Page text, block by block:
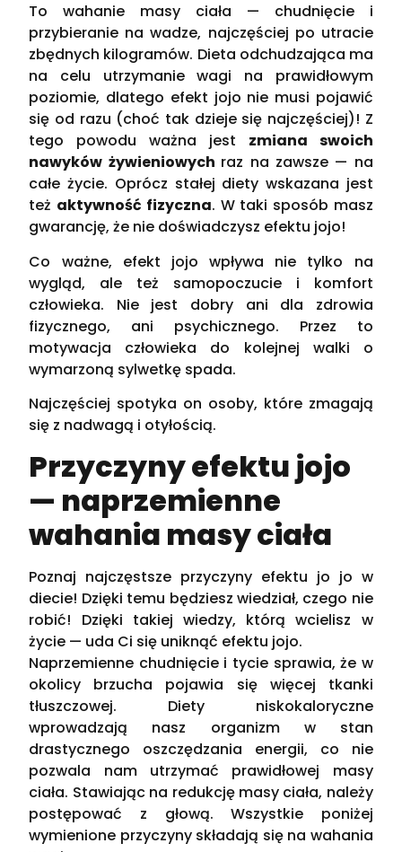
To wahanie masy ciała — chudnięcie i
przybieranie na wadze, najczęściej po utracie
zbędnych kilogramów. Dieta odchudzająca ma
na celu utrzymanie wagi na prawidłowym
poziomie, dlatego efekt jojo nie musi pojawić
się od razu (choć tak dzieje się najczęściej)! Z
tego powodu ważna jest zmiana swoich
nawyków żywieniowych raz na zawsze — na
całe życie. Oprócz stałej diety wskazana jest
też aktywność fizyczna. W taki sposób masz
gwarancję, że nie doświadczysz efektu jojo!
Co ważne, efekt jojo wpływa nie tylko na
wygląd, ale też samopoczucie i komfort
człowieka. Nie jest dobry ani dla zdrowia
fizycznego, ani psychicznego. Przez to
motywacja człowieka do kolejnej walki o
wymarzoną sylwetkę spada.
Najczęściej spotyka on osoby, które zmagają
się z nadwagą i otyłością.
Przyczyny efektu jojo
— naprzemienne
wahania masy ciała
Poznaj najczęstsze przyczyny efektu jo jo w
diecie! Dzięki temu będziesz wiedział, czego nie
robić! Dzięki takiej wiedzy, którą wcielisz w
życie — uda Ci się uniknąć efektu jojo.
Naprzemienne chudnięcie i tycie sprawia, że w
okolicy brzucha pojawia się więcej tkanki
tłuszczowej. Diety niskokaloryczne
wprowadzają nasz organizm w stan
drastycznego oszczędzania energii, co nie
pozwala nam utrzymać prawidłowej masy
ciała. Stawiając na redukcję masy ciała, należy
postępować z głową. Wszystkie poniżej
wymienione przyczyny składają się na wahania